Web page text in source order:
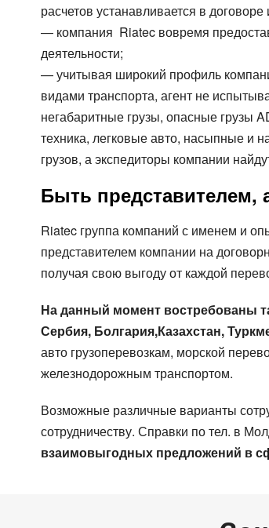
расчетов устанавливается в
— компания Riatec вовремя
деятельности;
— учитывая широкий профиль
видами транспорта, агент не
негабаритные грузы, опасные грузы
техника, легковые авто, насыпные и
грузов, а экспедиторы компании
Быть представителем,
Riatec группа компаний с именем и
представителем компании на
получая свою выгоду от каждой
На данный момент востребованы
Сербия, Болгария,Казахстан,
авто грузоперевозкам, морской
железнодорожным транспортом.
Возможные различные варианты
сотрудничеству. Справки по тел. в
взаимовыгодных предложений в